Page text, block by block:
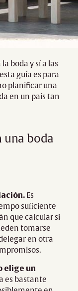
boda y sí a las
guía es para
planificar una
en un país tan
una boda
Es
suficiente
que calcular si
tomarse
en otra
elige un
es bastante